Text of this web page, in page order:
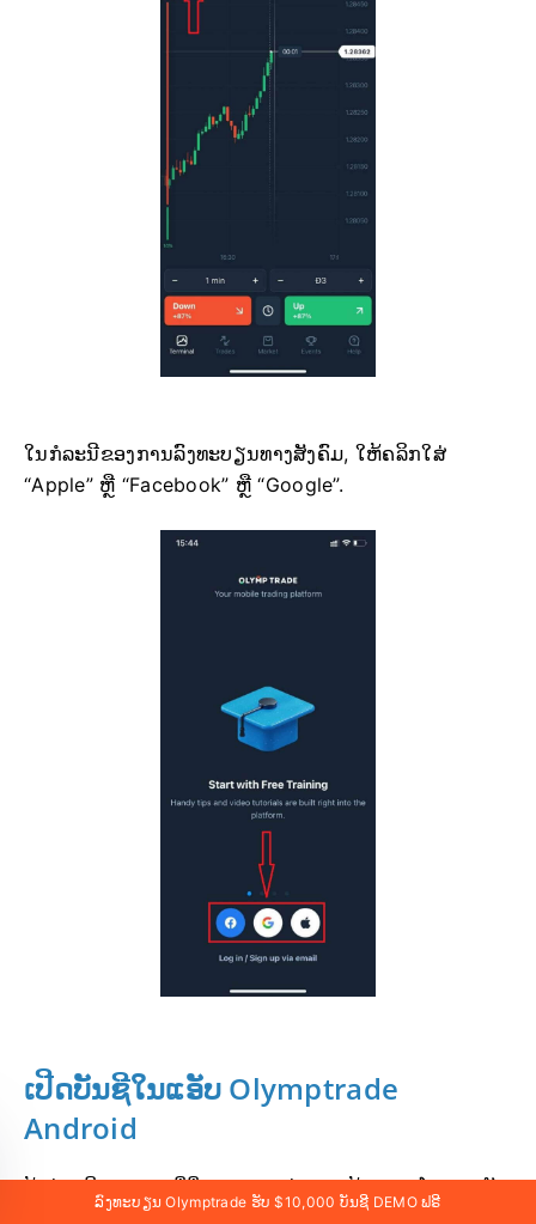
ໃນກໍລະນີຂອງການລົງທະບຽນທາງສັງຄົມ, ໃຫ້ຄລິກໃສ່
“Apple” ຫຼື “Facebook” ຫຼື “Google”.
ເປີດບັນຊີໃນແອັບ Olymptrade
Android
ຖ້າທ່ານມີອຸປະກອນມືຖື Android ທ່ານຈະຕ້ອງດາວໂຫລດແອັບ
ມືຖື Olymptrade ຢ່າງເປັນທາງການຈາກ Google Play ຫຼື
ລົງທະບຽນ Olymptrade ຮັບ $10,000 ບັນຊີ DEMO ຟຣີ